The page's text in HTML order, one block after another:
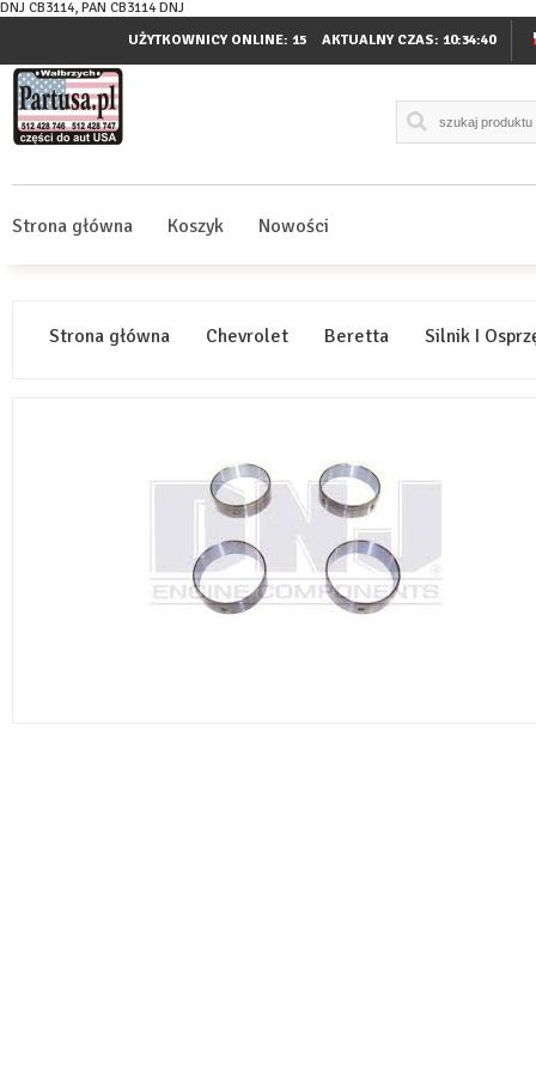
DNJ CB3114, PAN CB3114 DNJ
UŻYTKOWNICY ONLINE: 15
AKTUALNY CZAS: 10:34:40
Strona główna Koszyk Nowości
Strona główna Chevrolet Beretta Silnik I